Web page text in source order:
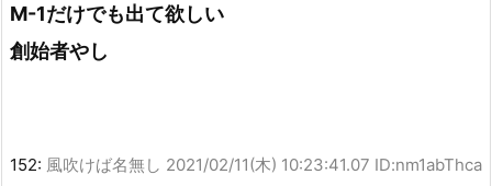
M-1だけでも出て欲しい
創始者やし
152: 風吹けば名無し 2021/02/11(木) 10:23:41.07 ID:nm1abThca